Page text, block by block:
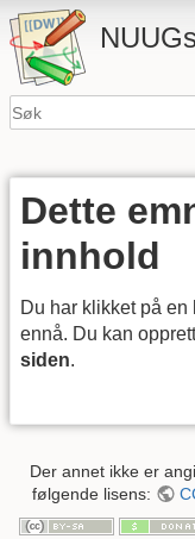
Dette
innhold
Du har klikket på
ennå. Du kan
siden.
Der annet ikke er
følgende lisens: